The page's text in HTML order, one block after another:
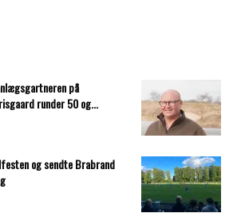
på
runder 50 og...
og sendte Brabrand